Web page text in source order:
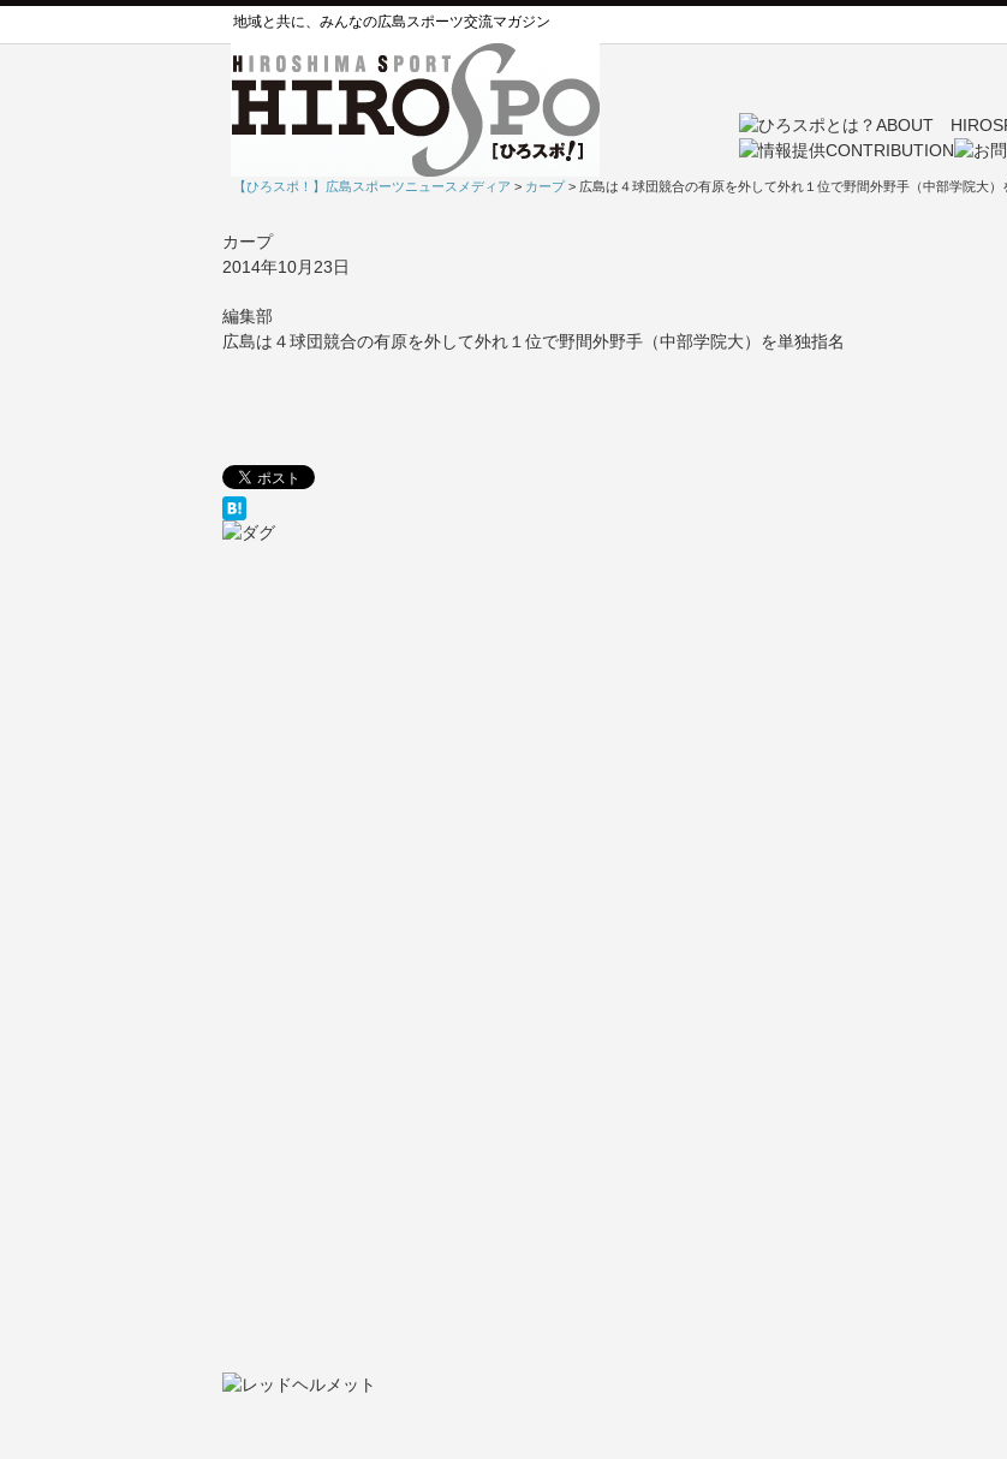
地域と共に、みんなの広島スポーツ交流マガジン
【ひろスポ！】広島スポーツニュースメディア > カープ> 広島は４球団競合の有原を外して外れ１位で野間外野手（中部学院大）
カープ
2014年10月23日
編集部
広島は４球団競合の有原を外して外れ１位で野間外野手（中部学院大）を単独指名